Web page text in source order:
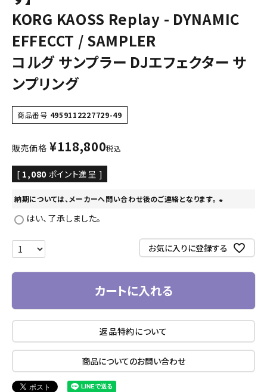
KORG KAOSS Replay - DYNAMIC
EFFECCT / SAMPLER
コルグ サンプラー DJエフェクター サ
ンプリング
商品番号 4959112227729-49
販売価格 ¥118,800税込
[ 1,080 ポイント進呈 ]
納期については、メーカーへ問い合わせ後のご連絡となります。
須
)
はい、了承しました。
お気に入りに登録する
カートに入れる
返品特約について
商品についてのお問い合わせ